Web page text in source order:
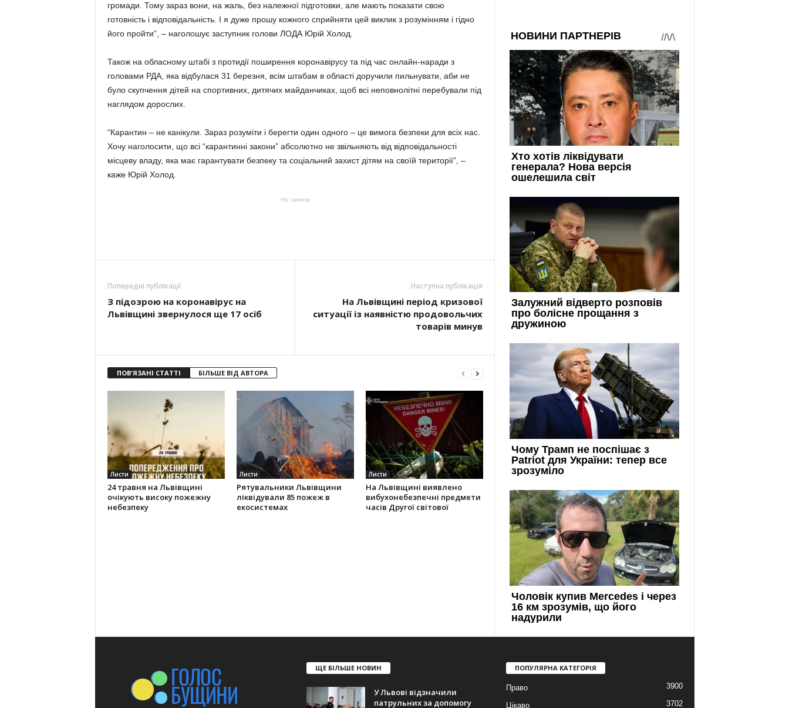
громади. Тому зараз вони, на жаль, без належної підготовки, але мають показати свою
готовність і відповідальність. І я дуже прошу кожного сприйняти цей виклик з розумінням і гідно
його пройти”, – наголошує заступник голови ЛОДА Юрій Холод.
Також на обласному штабі з протидії поширення коронавірусу та під час онлайн-наради з
головами РДА, яка відбулася 31 березня, всім штабам в області доручили пильнувати, аби не
було скупчення дітей на спортивних, дитячих майданчиках, щоб всі неповнолітні перебували під
наглядом дорослих.
“Карантин – не канікули. Зараз розуміти і берегти один одного – це вимога безпеки для всіх нас.
Хочу наголосити, що всі “карантинні закони” абсолютно не звільняють від відповідальності
місцеву владу, яка має гарантувати безпеку та соціальний захист дітям на своїй території”, –
каже Юрій Холод.
На замітку
Попередні публікації
З підозрою на коронавірус на
Львівщині звернулося ще 17 осіб
Наступна публікація
На Львівщині період кризової
ситуації із наявністю продовольчих
товарів минув
ПОВ'ЯЗАНІ СТАТТІ БІЛЬШЕ ВІД АВТОРА
Листи
24 травня на Львівщині
очікують високу пожежну
небезпеку
Листи
Рятувальники Львівщини
ліквідували 85 пожеж в
екосистемах
Листи
На Львівщині виявлено
вибухонебезпечні предмети
часів Другої світової
ЩЕ БІЛЬШЕ НОВИН
У Львові відзначили
патрульних за допомогу
ПОПУЛЯРНА КАТЕГОРІЯ
Право 3900
Цікаво 3702